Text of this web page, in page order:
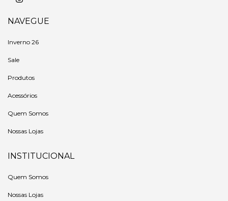
NAVEGUE
Inverno 26
Sale
Produtos
Acessórios
Quem Somos
Nossas Lojas
INSTITUCIONAL
Quem Somos
Nossas Lojas